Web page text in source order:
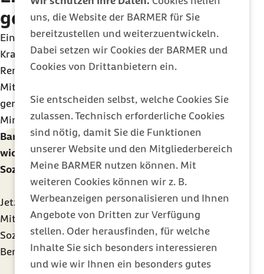
uns, die Website der BARMER für Sie
bereitzustellen und weiterzuentwickeln.
Dabei setzen wir Cookies der BARMER und
Cookies von Drittanbietern ein.
Sie entscheiden selbst, welche Cookies Sie
zulassen. Technisch erforderliche Cookies
sind nötig, damit Sie die Funktionen
unserer Website und den Mitgliederbereich
Meine BARMER nutzen können. Mit
weiteren Cookies können wir z. B.
Werbeanzeigen personalisieren und Ihnen
Angebote von Dritten zur Verfügung
stellen. Oder herausfinden, für welche
Inhalte Sie sich besonders interessieren
und wie wir Ihnen ein besonders gutes
geringfügig Beschäftigte
Einzugsstelle für die Pauschalbeiträge zur
Kranken- und Rentenversicherung,
Rentenversicherungspflichtbeiträge der
Mitarbeitenden und
geringfügig entlohnte Beschäftigung ist die
Minijob-Zentrale der Knappschaft-Bahn-See.
Barmer Newsletter für Unternehmen: Die
wichtigsten Änderungen in der
Sozialversicherung kennen
Jetzt abonnieren und kostenlos informiert werden.
Mit monatlichen Updates aus der
Sozialversicherung, hilfreichen Tools für den HR-
Bereich und Tipps für die gesunde Arbeit.